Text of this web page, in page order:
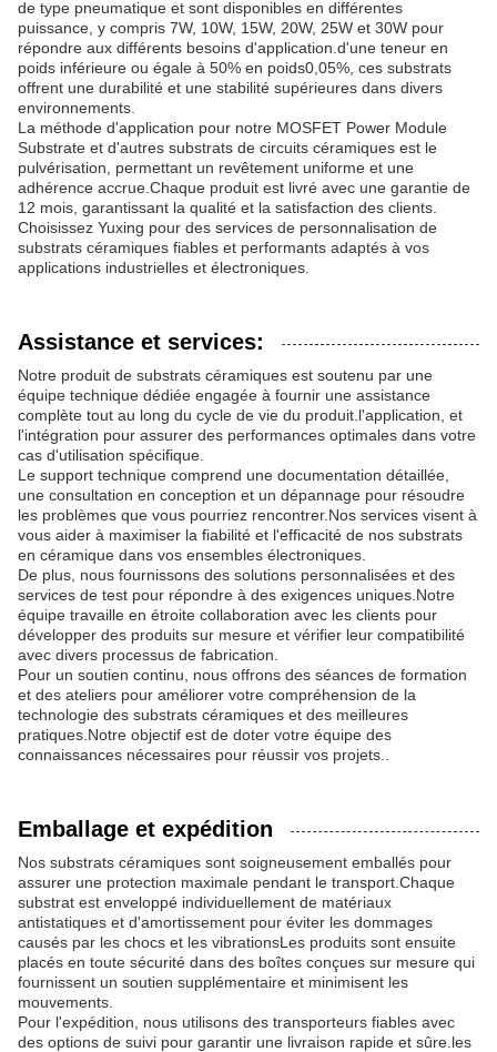
de type pneumatique et sont disponibles en différentes
puissance, y compris 7W, 10W, 15W, 20W, 25W et 30W pour
répondre aux différents besoins d'application.d'une teneur en
poids inférieure ou égale à 50% en poids0,05%, ces substrats
offrent une durabilité et une stabilité supérieures dans divers
environnements.
La méthode d'application pour notre MOSFET Power Module
Substrate et d'autres substrats de circuits céramiques est le
pulvérisation, permettant un revêtement uniforme et une
adhérence accrue.Chaque produit est livré avec une garantie de
12 mois, garantissant la qualité et la satisfaction des clients.
Choisissez Yuxing pour des services de personnalisation de
substrats céramiques fiables et performants adaptés à vos
applications industrielles et électroniques.
Assistance et services:
Notre produit de substrats céramiques est soutenu par une
équipe technique dédiée engagée à fournir une assistance
complète tout au long du cycle de vie du produit.l'application, et
l'intégration pour assurer des performances optimales dans votre
cas d'utilisation spécifique.
Le support technique comprend une documentation détaillée,
une consultation en conception et un dépannage pour résoudre
les problèmes que vous pourriez rencontrer.Nos services visent à
vous aider à maximiser la fiabilité et l'efficacité de nos substrats
en céramique dans vos ensembles électroniques.
De plus, nous fournissons des solutions personnalisées et des
services de test pour répondre à des exigences uniques.Notre
équipe travaille en étroite collaboration avec les clients pour
développer des produits sur mesure et vérifier leur compatibilité
avec divers processus de fabrication.
Pour un soutien continu, nous offrons des séances de formation
et des ateliers pour améliorer votre compréhension de la
technologie des substrats céramiques et des meilleures
pratiques.Notre objectif est de doter votre équipe des
connaissances nécessaires pour réussir vos projets..
Emballage et expédition
Nos substrats céramiques sont soigneusement emballés pour
assurer une protection maximale pendant le transport.Chaque
substrat est enveloppé individuellement de matériaux
antistatiques et d'amortissement pour éviter les dommages
causés par les chocs et les vibrationsLes produits sont ensuite
placés en toute sécurité dans des boîtes conçues sur mesure qui
fournissent un soutien supplémentaire et minimisent les
mouvements.
Pour l'expédition, nous utilisons des transporteurs fiables avec
des options de suivi pour garantir une livraison rapide et sûre.les